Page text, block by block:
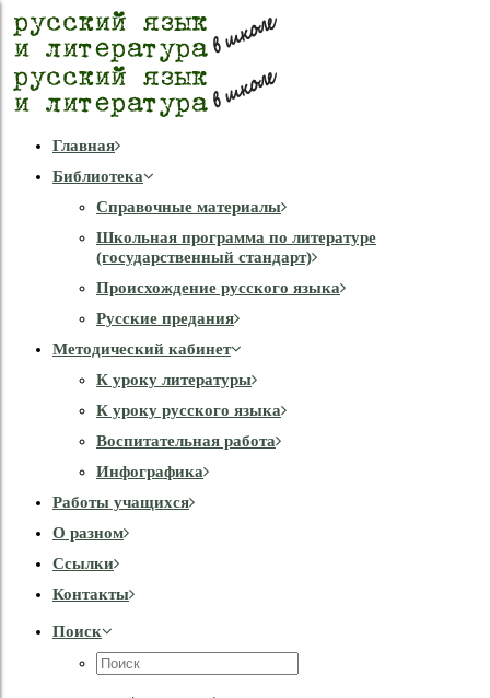
Главная
Библиотека
Справочные материалы
Школьная программа по литературе
(государственный стандарт)
Происхождение русского языка
Русские предания
Методический кабинет
К уроку литературы
К уроку русского языка
Воспитательная работа
Инфографика
Работы учащихся
О разном
Cсылки
Контакты
Поиск